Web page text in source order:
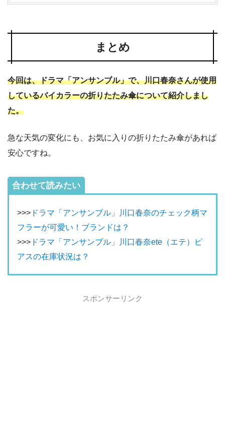
まとめ
今回は、ドラマ「アンサンブル」で、川口春奈さんが使用
しているバイカラーの折りたたみ傘について紹介しまし
た。
急な天気の変化にも、お気に入りの折りたたみ傘があれば
安心ですね。
合わせて読みたい
>>> ドラマ「アンサンブル」川口春奈のチェック柄マ
フラーが可愛い！ブランドは？
>>> ドラマ「アンサンブル」川口春奈ete（エテ）ピ
アスの在庫状況は？
スポンサーリンク